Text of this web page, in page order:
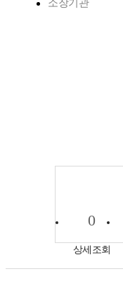
소장기관
0
상세조회